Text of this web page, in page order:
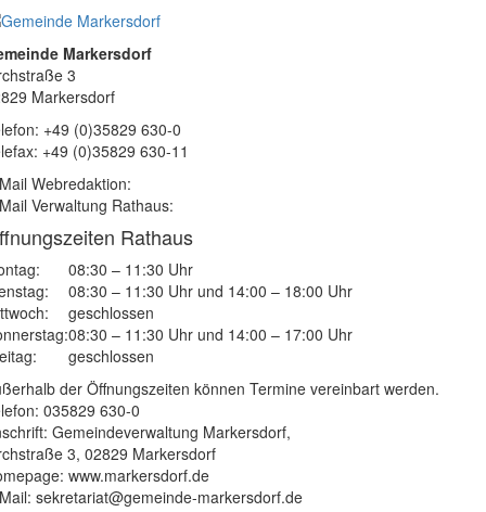
Markersdorf
3
Markersdorf
+49 (0)35829 630-0
+49 (0)35829 630-11
Webredaktion:
Verwaltung Rathaus:
Rathaus
08:30 – 11:30 Uhr
08:30 – 11:30 Uhr und 14:00 – 18:00 Uhr
geschlossen
08:30 – 11:30 Uhr und 14:00 – 17:00 Uhr
geschlossen
der Öffnungszeiten können Termine vereinbart werden.
035829 630-0
Gemeindeverwaltung Markersdorf,
3, 02829 Markersdorf
www.markersdorf.de
sekretariat@gemeinde-markersdorf.de